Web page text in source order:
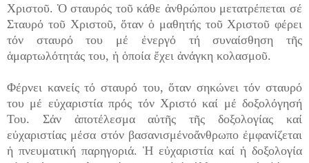
Χριστοῦ. Ὁ σταυρός τοῦ κάθε ἀνθρώπου μετατρέπεται σέ
Σταυρό τοῦ Χριστοῦ, ὅταν ὁ μαθητής τοῦ Χριστοῦ φέρει
τόν σταυρό του μέ ἐνεργό τή συναίσθηση τῆς
ἁμαρτωλότητάς του, ἡ ὁποία ἔχει ἀνάγκη κολασμοῦ.
Φέρνει κανείς τό σταυρό του, ὅταν σηκώνει τόν σταυρό
του μέ εὐχαριστία πρός τόν Χριστό καί μέ δοξολόγησή
Του. Σάν ἀποτέλεσμα αὐτῆς τῆς δοξολογίας καί
εὐχαριστίας μέσα στόν βασανισμένοἄνθρωπο ἐμφανίζεται
ἡ πνευματική παρηγοριά. Ἡ εὐχαριστία καί ἡ δοξολογία